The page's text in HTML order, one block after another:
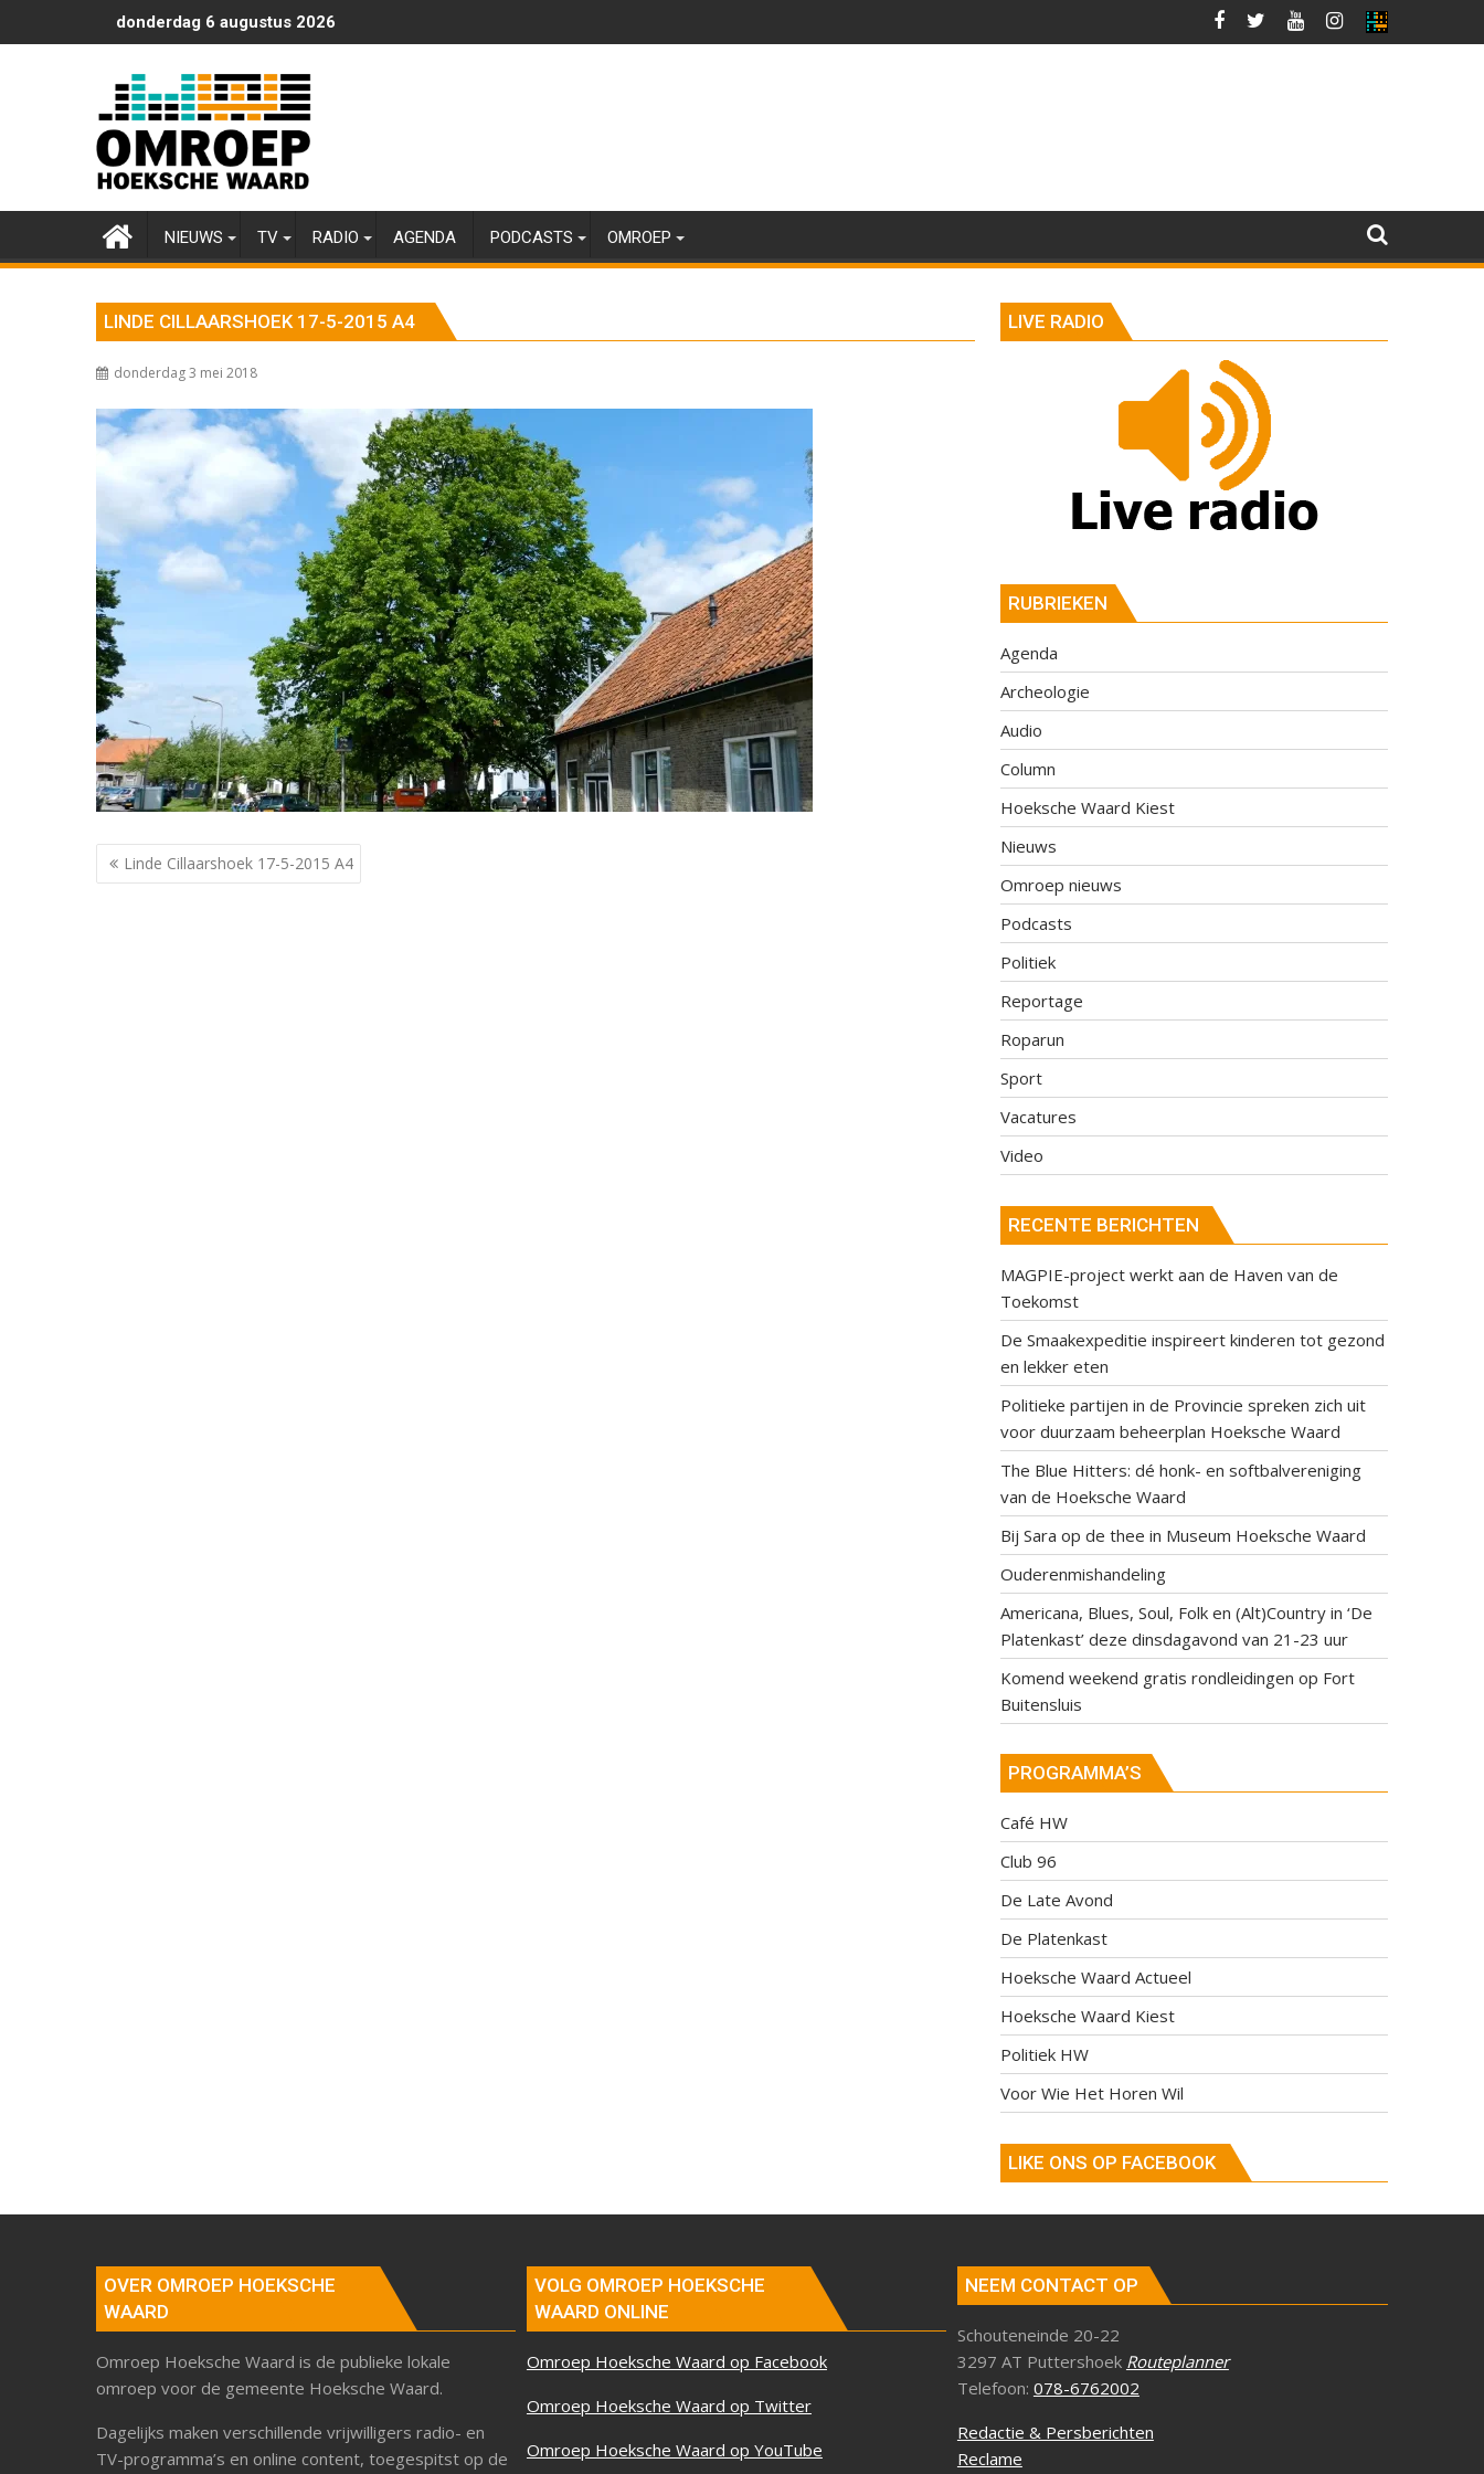
naar
donderdag 6 augustus 2026
NIEUWS TV RADIO AGENDA PODCASTS OMROEP
LINDE CILLAARSHOEK 17-5-2015 A4
donderdag 3 mei 2018
Berichtnavigatie
Linde Cillaarshoek 17-5-2015 A4
LIVE RADIO
RUBRIEKEN
Agenda
Archeologie
Audio
Column
Hoeksche Waard Kiest
Nieuws
Omroep nieuws
Podcasts
Politiek
Reportage
Roparun
Sport
Vacatures
Video
RECENTE BERICHTEN
MAGPIE-project werkt aan de Haven van de
Toekomst
De Smaakexpeditie inspireert kinderen tot gezond
en lekker eten
Politieke partijen in de Provincie spreken zich uit
voor duurzaam beheerplan Hoeksche Waard
The Blue Hitters: dé honk- en softbalvereniging
van de Hoeksche Waard
Bij Sara op de thee in Museum Hoeksche Waard
Ouderenmishandeling
Americana, Blues, Soul, Folk en (Alt)Country in ‘De
Platenkast’ deze dinsdagavond van 21-23 uur
Komend weekend gratis rondleidingen op Fort
Buitensluis
PROGRAMMA’S
Café HW
Club 96
De Late Avond
De Platenkast
Hoeksche Waard Actueel
Hoeksche Waard Kiest
Politiek HW
Voor Wie Het Horen Wil
LIKE ONS OP FACEBOOK
OVER OMROEP HOEKSCHE
WAARD
Omroep Hoeksche Waard is de publieke lokale
omroep voor de gemeente Hoeksche Waard.
Dagelijks maken verschillende vrijwilligers radio- en
TV-programma’s en online content, toegespitst op de
VOLG OMROEP HOEKSCHE
WAARD ONLINE
Omroep Hoeksche Waard op Facebook
Omroep Hoeksche Waard op Twitter
Omroep Hoeksche Waard op YouTube
NEEM CONTACT OP
Schouteneinde 20-22
3297 AT Puttershoek Routeplanner
Telefoon: 078-6762002
Redactie & Persberichten
Reclame